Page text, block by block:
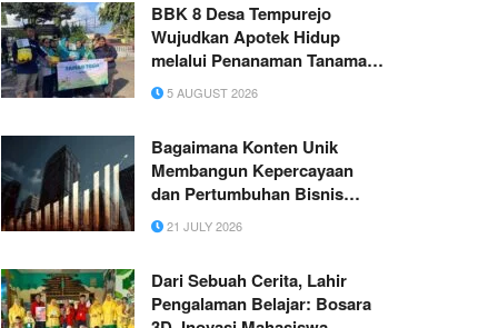
BBK 8 Desa Tempurejo
Wujudkan Apotek Hidup
melalui Penanaman Tanaman
Obat Keluarga untuk
Mendukung SDG 3 (Good
5 AUGUST 2026
Bagaimana Konten Unik
Membangun Kepercayaan
dan Pertumbuhan Bisnis
Jangka Panjang
21 JULY 2026
Dari Sebuah Cerita, Lahir
Pengalaman Belajar: Bosara